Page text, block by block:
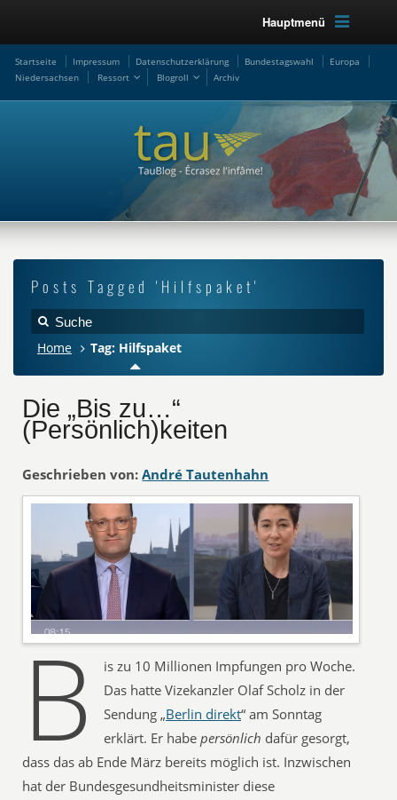
Hauptmenü
Startseite Impressum Datenschutzerklärung Bundestagswahl
Europa
Niedersachsen
Ressort Blogroll Archiv
Posts Tagged 'Hilfspaket'
Home Tag: Hilfspaket
Die „Bis zu…“
(Persönlich)keiten
Geschrieben von: André Tautenhahn
B
is zu 10 Millionen Impfungen pro Woche.
Das hatte Vizekanzler Olaf Scholz in der
Sendung „Berlin direkt“ am Sonntag
erklärt. Er habepersönlich dafür gesorgt,
dass das ab Ende März bereits möglich ist. Inzwischen
hat der Bundesgesundheitsminister diese